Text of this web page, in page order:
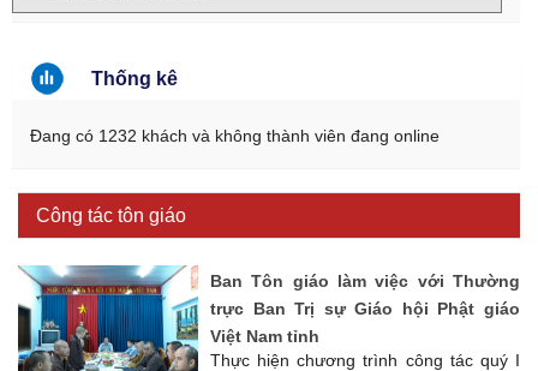
Thống kê
Đang có 1232 khách và không thành viên đang online
Công tác tôn giáo
Ban Tôn giáo làm việc với Thường
trực Ban Trị sự Giáo hội Phật giáo
Việt Nam tỉnh
Thực hiện chương trình công tác quý I